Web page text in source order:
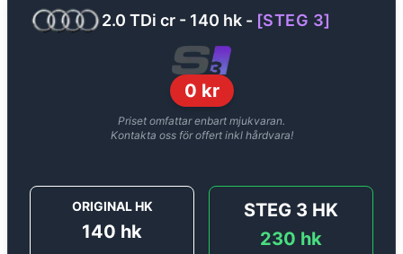
2.0 TDi cr - 140 hk - [STEG 3]
0 kr
Priset omfattar enbart mjukvaran.
Kontakta oss för offert inkl hårdvara!
ORIGINAL HK
140 hk
STEG 3 HK
230 hk